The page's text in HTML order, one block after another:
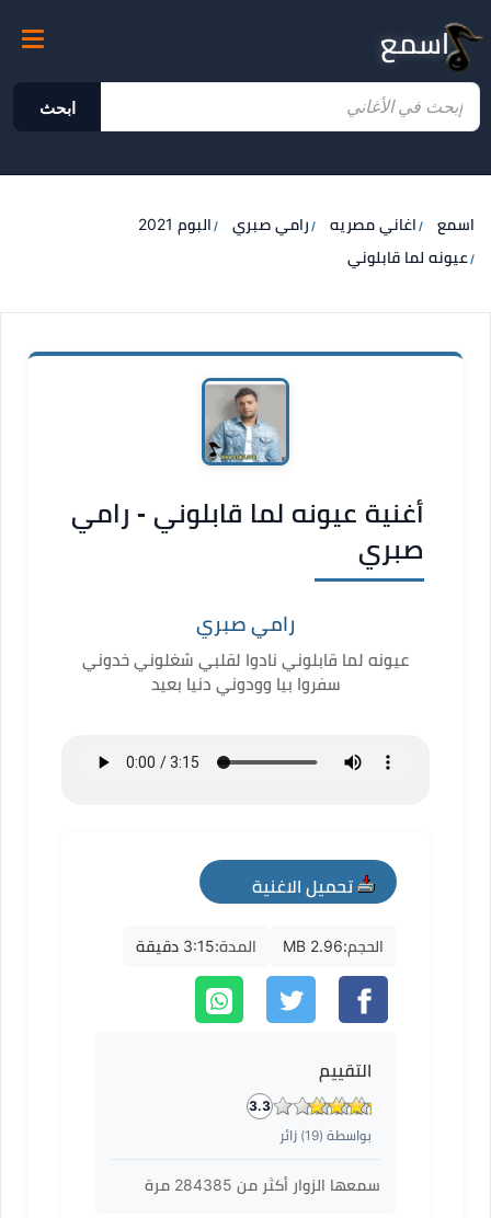
اسمع
ابحث
اسمع اغاني مصريه رامي صبري
البوم 2021
عيونه لما قابلوني
أغنية عيونه لما قابلوني - رامي
صبري
رامي صبري
عيونه لما قابلوني نادوا لقلبي شغلوني خدوني
سفروا بيا وودوني دنيا بعيد
تحميل الاغنية
mp3
الحجم:2.96 MB المدة:3:15 دقيقة
التقييم
3.3
بواسطة (19) زائر
سمعها الزوار أكثر من 284385 مرة